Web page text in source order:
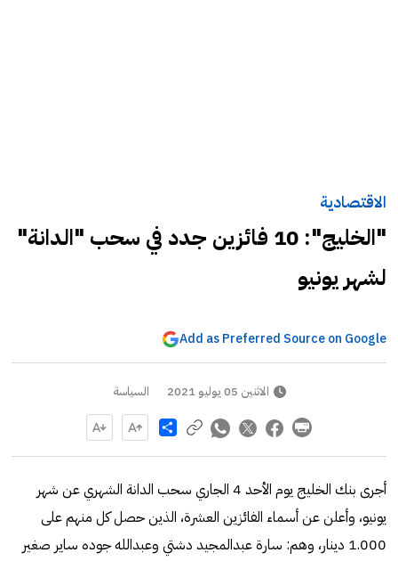
الاقتصادية
"الخليج": 10 فائزين جدد في سحب "الدانة"
لشهر يونيو
Add as Preferred Source on Google
الاثنين 05 يوليو 2021 السياسة
Share
أجرى بنك الخليج يوم الأحد 4 الجاري سحب الدانة الشهري عن شهر
يونيو، وأعلن عن أسماء الفائزين العشرة، الذين حصل كل منهم على
1.000 دينار، وهم: سارة عبدالمجيد دشتي وعبدالله جوده ساير صغير